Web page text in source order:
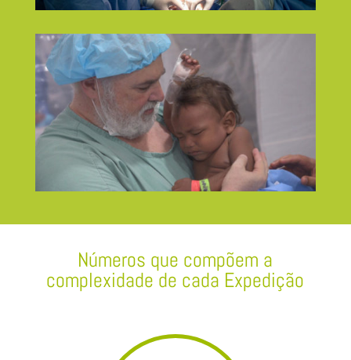
Números que compõem a
complexidade de cada Expedição